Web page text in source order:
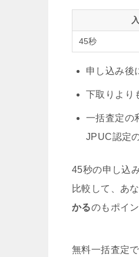
45秒
申し込み後
下取りより
一括査定の
JPUC認定
45秒の申し込
比較して、あ
かるのもポイ
無料一括査定